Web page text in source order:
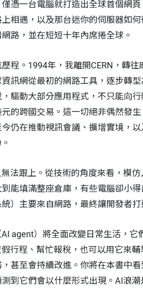
憑一台電腦就打造出全球首個網
相遇，以及那台迷你的伺服器如
路，並在短短十年內席捲全球。
程。1994年，我離開CERN，轉
訊網從最初的網路工具，逐步轉
驅動大部分應用程式，不只能向
的跨國交易。這一切絕非偶然發
仍在推動視訊會議、擴增實境，
法跟上。從技術的角度來看，模
到能填滿整座倉庫，有些電腦卻小
）主要來自網路，最終讓開發者
agent）將全面改變日常生活，它
行程、幫忙報稅，也可以用它來
甚至會持續改進。你將在本書中
到它們會以什麼形式出現。AI浪